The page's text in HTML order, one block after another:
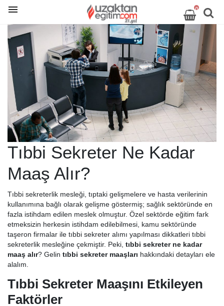
0
Tıbbi Sekreter Ne Kadar
Maaş Alır?
Tıbbi sekreterlik mesleği, tıptaki gelişmelere ve hasta verilerinin
kullanımına bağlı olarak gelişme göstermiş; sağlık sektöründe en
fazla istihdam edilen meslek olmuştur. Özel sektörde eğitim fark
etmeksizin herkesin istihdam edilebilmesi, kamu sektöründe
taşeron firmalar ile tıbbi sekreter alımı yapılması dikkatleri tıbbi
sekreterlik mesleğine çekmiştir. Peki, tıbbi sekreter ne kadar
maaş alır? Gelin tıbbi sekreter maaşları hakkındaki detayları ele
alalım.
Tıbbi Sekreter Maaşını Etkileyen
Faktörler